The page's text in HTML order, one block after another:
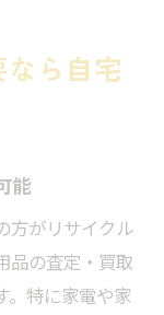
なら自宅
能
方がリサイクル
品の査定・買取
。特に家電や家